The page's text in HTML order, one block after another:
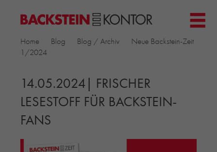
PROJEKTE
▼
KIRCHEN
MEHRFAMILIENHÄUSER
MUSEEN
EINFAMILIENHÄUSER
BILDUNG & FORSCHUNG
Home Blog Blog / Archiv
Neue Backstein-Zeit
1/2024
14.05.2024| FRISCHER
LESESTOFF FÜR BACKSTEIN-
FANS